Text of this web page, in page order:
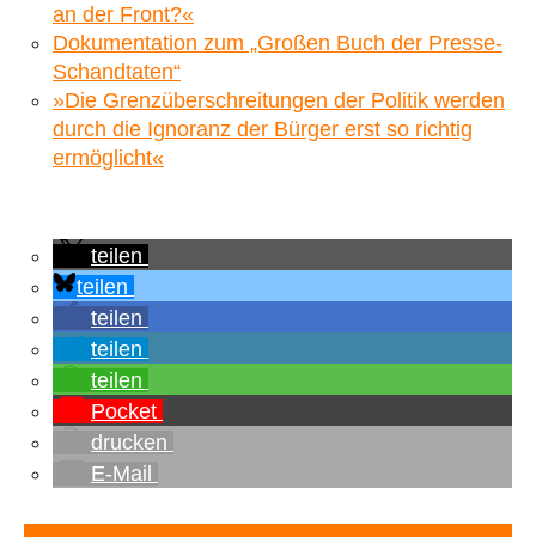
an der Front?«
Dokumentation zum „Großen Buch der Presse-
Schandtaten“
»Die Grenzüberschreitungen der Politik werden
durch die Ignoranz der Bürger erst so richtig
ermöglicht«
teilen
teilen
teilen
teilen
teilen
Pocket
drucken
E-Mail